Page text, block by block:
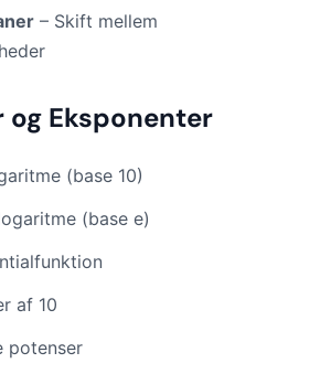
– Skift mellem
og Eksponenter
(base 10)
(base e)
af 10
potenser